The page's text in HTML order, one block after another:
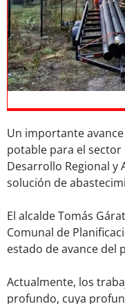
Un importante
potable para el sector
Desarrollo Regional y
solución de
El alcalde Tomás
Comunal de
estado de avance del
Actualmente, los
profundo, cuya